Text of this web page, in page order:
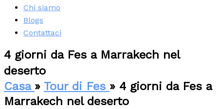
Chi siamo
Blogs
Contattaci
4 giorni da Fes a Marrakech nel
deserto
Casa » Tour di Fes » 4 giorni da Fes a
Marrakech nel deserto